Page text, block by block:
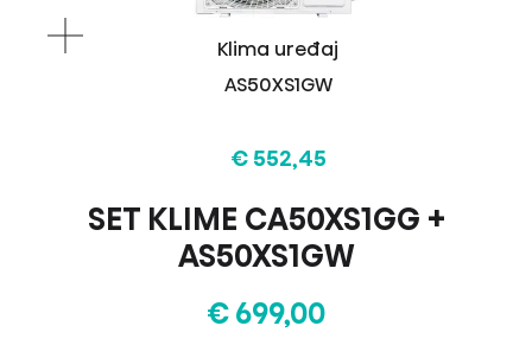
Klima uređaj
AS50XS1GW
€ 552,45
SET KLIME CA50XS1GG +
AS50XS1GW
€ 699,00